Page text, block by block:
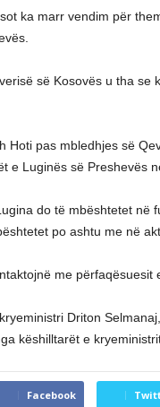
ka marr vendim për
së Kosovës u tha
Hoti pas mbledhjes së
e Luginës së Preshevës
do të mbështetet në
po ashtu me në
me përfaqësuesit
Driton
këshilltarët e
Facebook